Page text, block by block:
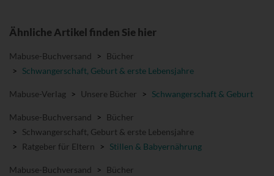
Ähnliche Artikel finden Sie hier
Mabuse-Buchversand > Bücher
> Schwangerschaft, Geburt & erste Lebensjahre
Mabuse-Verlag > Unsere Bücher > Schwangerschaft & Geburt
Mabuse-Buchversand > Bücher
> Schwangerschaft, Geburt & erste Lebensjahre
>
Ratgeber für Eltern > Stillen & Babyernährung
Mabuse-Buchversand > Bücher